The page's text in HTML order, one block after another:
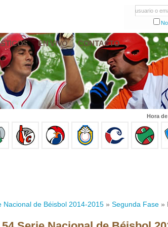
usuario o
EN VIVO CONTACTO
Hora
Nacional de Béisbol 2014-2015 » Segunda Fase »